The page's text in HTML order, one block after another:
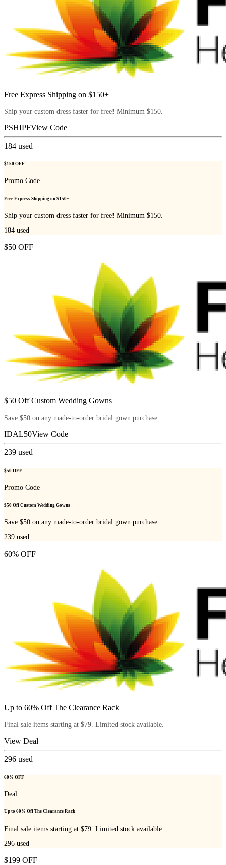
Free Express Shipping on $150+
Ship your custom dress faster for free! Minimum $150.
PSHIPFView Code
184 used
$150 OFF
Promo Code
Free Express Shipping on $150+
Ship your custom dress faster for free! Minimum $150.
184 used
$50 OFF
$50 Off Custom Wedding Gowns
Save $50 on any made-to-order bridal gown purchase.
IDAL50View Code
239 used
$50 OFF
Promo Code
$50 Off Custom Wedding Gowns
Save $50 on any made-to-order bridal gown purchase.
239 used
60% OFF
Up to 60% Off The Clearance Rack
Final sale items starting at $79. Limited stock available.
View Deal
296 used
60% OFF
Deal
Up to 60% Off The Clearance Rack
Final sale items starting at $79. Limited stock available.
296 used
$199 OFF